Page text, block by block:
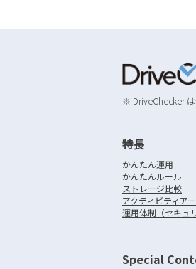
※ DriveChecker
特長
かんたん運用
かんたんルール
ストレージ比較
アクティビティア
運用体制（セキュ
Special